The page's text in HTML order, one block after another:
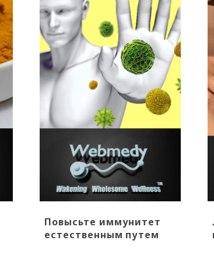
Повысьте иммунитет
естественным путем